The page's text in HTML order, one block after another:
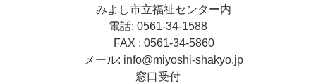
みよし市立福祉センター内
電話: 0561-34-1588
FAX : 0561-34-5860
メール: info@miyoshi-shakyo.jp
窓口受付